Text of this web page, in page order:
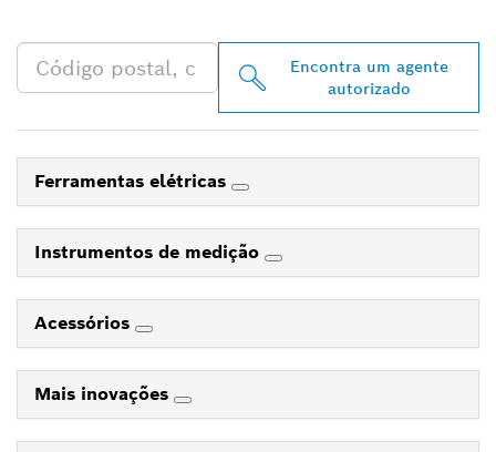
Encontra um agente
autorizado
Ferramentas elétricas
Instrumentos de medição
Acessórios
Mais inovações